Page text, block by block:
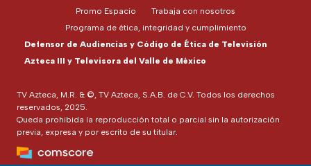
TV Azteca, M.R. & ©, TV Azteca, S.A.B. de C.V. Todos los derechos
reservados, 2025.
Queda prohibida la reproducción total o parcial sin la autorización
previa, expresa y por escrito de su titular.
Promo Espacio
Trabaja con nosotros
Programa de ética, integridad y cumplimiento
Defensor de Audiencias y Código de Ética de Televisión
Azteca III y Televisora del Valle de México